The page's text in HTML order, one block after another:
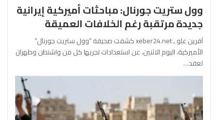
وول ستريت جورنال: مباحثات أميركية إيرانية
جديدة مرتقبة رغم الخلافات العميقة
آفرين علو ـ xeber24.net كشفت صحيفة “وول ستريت جورنال”
الأميركية، اليوم الاثنين، عن استعدادات تجريها كل من واشنطن وطهران
لعقد…